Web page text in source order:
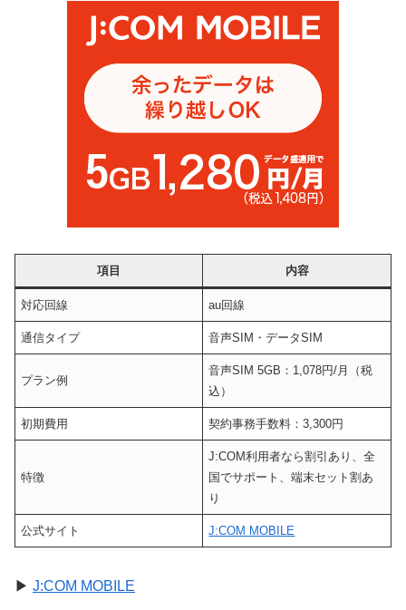
項目 内容
対応回線 au回線
通信タイプ 音声SIM・データSIM
プラン例
音声SIM 5GB：1,078円/月（税
込）
初期費用 契約事務手数料：3,300円
特徴
J:COM利用者なら割引あり、全
国でサポート、端末セット割あ
り
公式サイト J:COM MOBILE
▶ J:COM MOBILE